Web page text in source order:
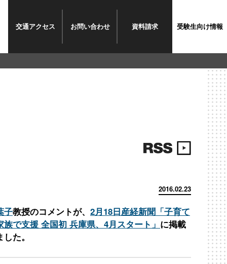
交通アクセス お問い合わせ 資料請求 受験生向け情報
2016.02.23
子教授のコメントが、 2月18日産経新聞「子育て
族で支援 全国初 兵庫県、4月スタート」 に掲載
た。